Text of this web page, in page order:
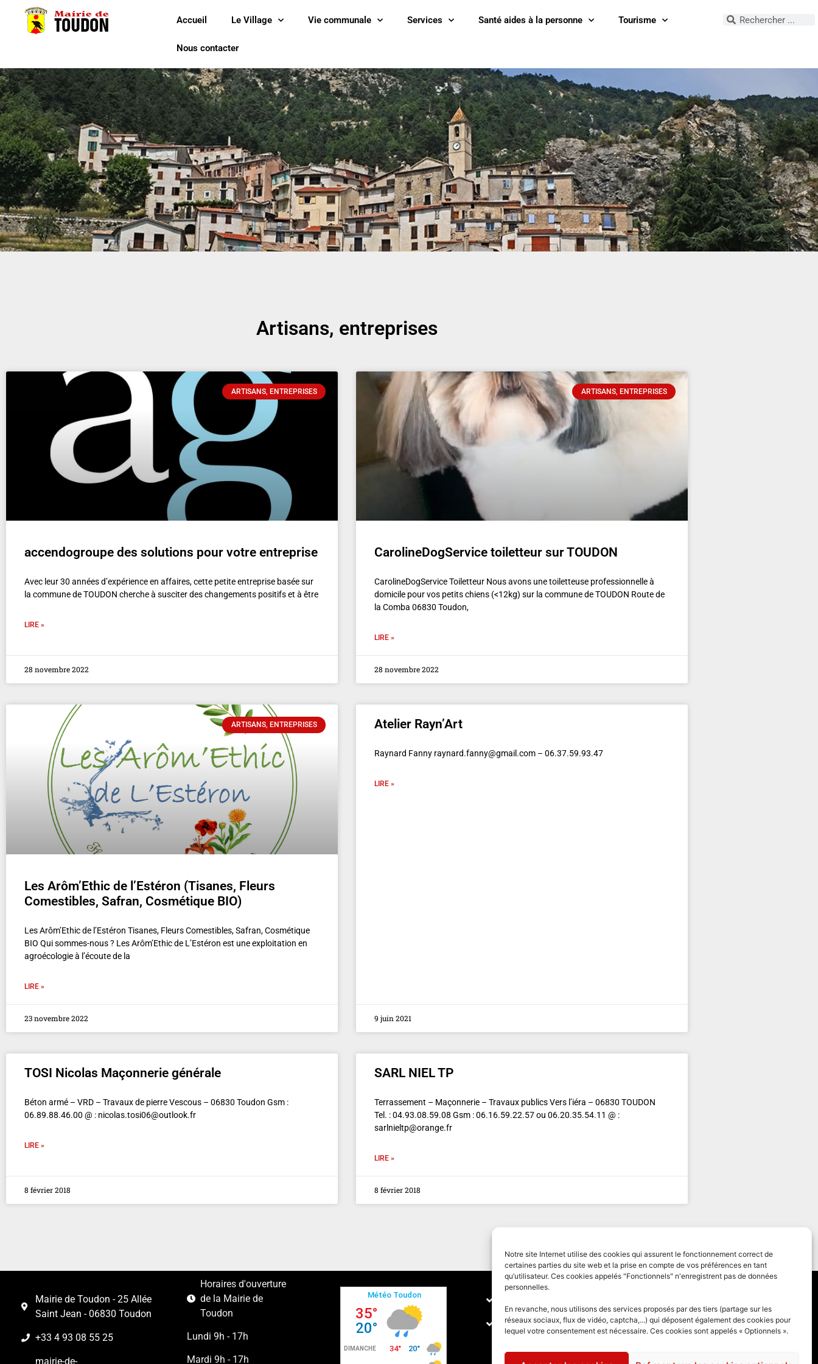
Notre site Internet utilise des cookies qui assurent le fonctionnement correct de
certaines parties du site web et la prise en compte de vos préférences en tant
qu’utilisateur. Ces cookies appelés "Fonctionnels" n'enregistrent pas de données
personnelles.
En revanche, nous utilisons des services proposés par des tiers (partage sur les
réseaux sociaux, flux de vidéo, captcha,...) qui déposent également des cookies pour
lequel votre consentement est nécessaire. Ces cookies sont appelés « Optionnels ».
Accueil Le Village Vie communale Services Santé aides à la personne Tourisme
Nous contacter
Artisans, entreprises
ARTISANS, ENTREPRISES
accendogroupe des solutions pour votre entreprise
Avec leur 30 années d’expérience en affaires, cette petite entreprise basée sur
la commune de TOUDON cherche à susciter des changements positifs et à être
LIRE »
28 novembre 2022
ARTISANS, ENTREPRISES
CarolineDogService toiletteur sur TOUDON
CarolineDogService Toiletteur Nous avons une toiletteuse professionnelle à
domicile pour vos petits chiens (<12kg) sur la commune de TOUDON Route de
la Comba 06830 Toudon,
LIRE »
28 novembre 2022
ARTISANS, ENTREPRISES
Les Arôm’Ethic de l’Estéron (Tisanes, Fleurs
Comestibles, Safran, Cosmétique BIO)
Les Arôm’Ethic de l’Estéron Tisanes, Fleurs Comestibles, Safran, Cosmétique
BIO Qui sommes-nous ? Les Arôm’Ethic de L’Estéron est une exploitation en
agroécologie à l’écoute de la
LIRE »
23 novembre 2022
Atelier Rayn’Art
Raynard Fanny raynard.fanny@gmail.com – 06.37.59.93.47
LIRE »
9 juin 2021
TOSI Nicolas Maçonnerie générale
Béton armé – VRD – Travaux de pierre Vescous – 06830 Toudon Gsm :
06.89.88.46.00 @ : nicolas.tosi06@outlook.fr
LIRE »
8 février 2018
SARL NIEL TP
Terrassement – Maçonnerie – Travaux publics Vers l’iéra – 06830 TOUDON
Tel. : 04.93.08.59.08 Gsm : 06.16.59.22.57 ou 06.20.35.54.11 @ :
sarlnieltp@orange.fr
LIRE »
8 février 2018
Mairie de Toudon - 25 Allée
Saint Jean - 06830 Toudon
+33 4 93 08 55 25
mairie-de-
Horaires d'ouverture
de la Mairie de
Toudon
Lundi 9h - 17h
Mardi 9h - 17h
Politique des cookies